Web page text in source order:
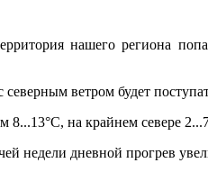
нашего региона
ветром будет
8...13°С, на крайнем севере
недели дневной прогрев